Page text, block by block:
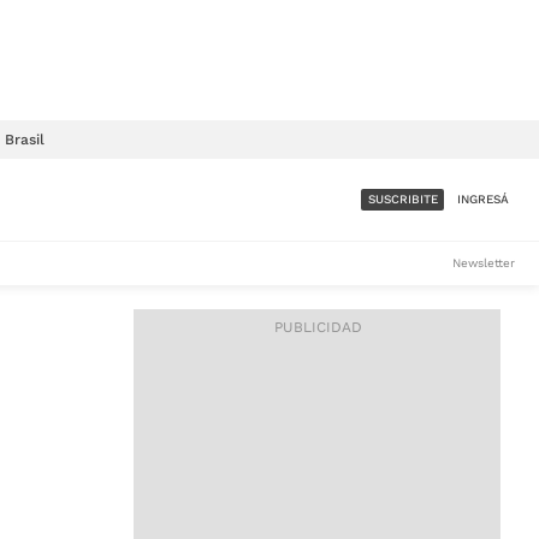
Brasil
ACCESO FULL - $1.800/MES
SUSCRIBITE INGRESÁ
Newsletter